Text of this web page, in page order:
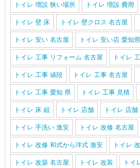
トイレ 増設 狭い場所 トイレ 増設 費用
トイレ 壁 床 トイレ 壁クロス 名古屋
トイレ 安い 名古屋 トイレ 安い店 愛知県
トイレ 工事 リフォーム 名古屋 トイレ
トイレ 工事 値段 トイレ 工事 名古屋
トイレ 工事 愛知 県 トイレ 工事 見積
トイレ 床 組 トイレ 店舗 トイレ 店
トイレ 手洗い 激安 トイレ 改修 名古屋
トイレ 改修 和式から洋式 激安 トイレ
トイレ 改築 名古屋 トイレ 改装 トイ